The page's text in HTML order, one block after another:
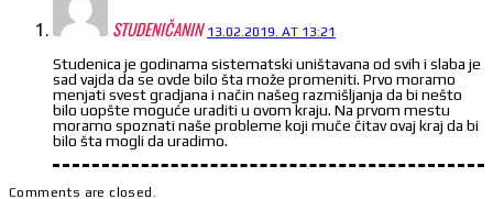
STUDENIČANIN 13.02.2019. AT 13:21
Studenica je godinama sistematski uništavana od svih i slaba je
sad vajda da se ovde bilo šta može promeniti. Prvo moramo
menjati svest gradjana i način našeg razmišljanja da bi nešto
bilo uopšte moguće uraditi u ovom kraju. Na prvom mestu
moramo spoznati naše probleme koji muče čitav ovaj kraj da bi
bilo šta mogli da uradimo.
Comments are closed.